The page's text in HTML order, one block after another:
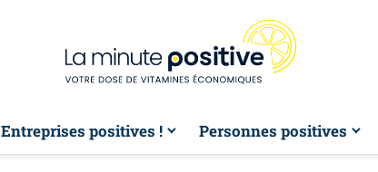
Entreprises positives ! Personnes positives